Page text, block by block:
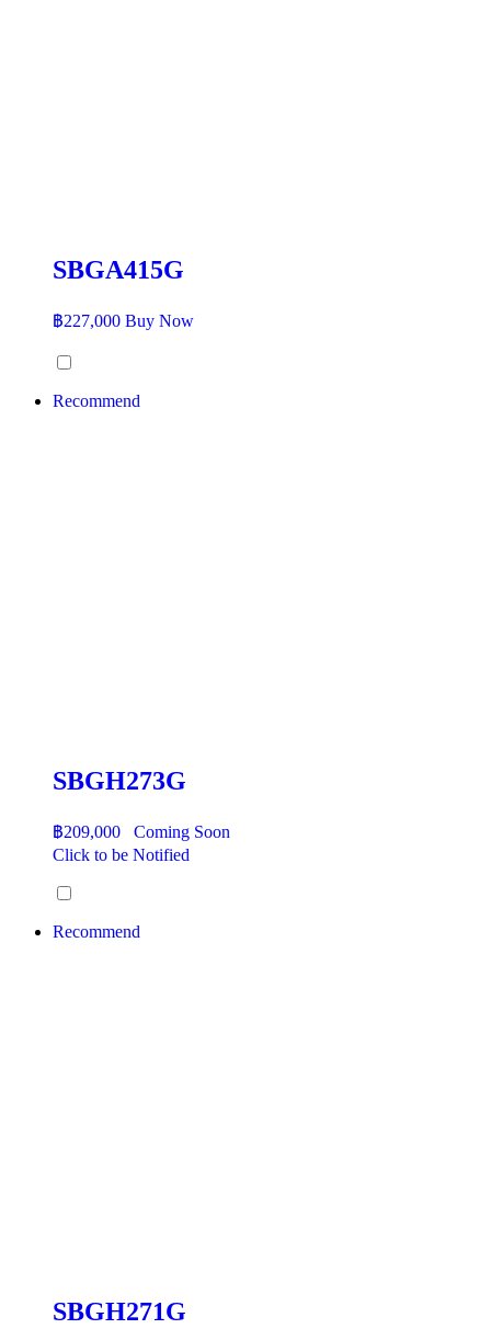
SBGA415G
฿227,000 Buy Now
Recommend
SBGH273G
฿209,000
Coming Soon
Click to be Notified
Recommend
SBGH271G